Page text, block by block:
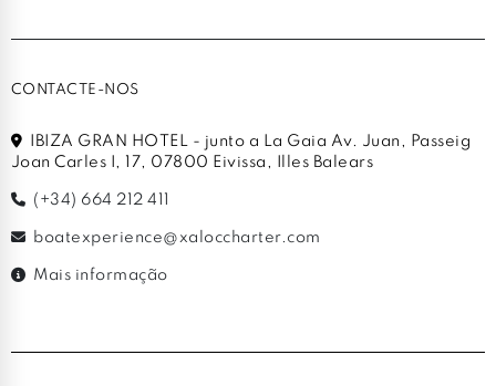
CONTACTE-NOS
IBIZA GRAN HOTEL - junto a La Gaia Av. Juan, Passeig
Joan Carles I, 17, 07800 Eivissa, Illes Balears
(+34) 664 212 411
boatexperience@xaloccharter.com
Mais informação